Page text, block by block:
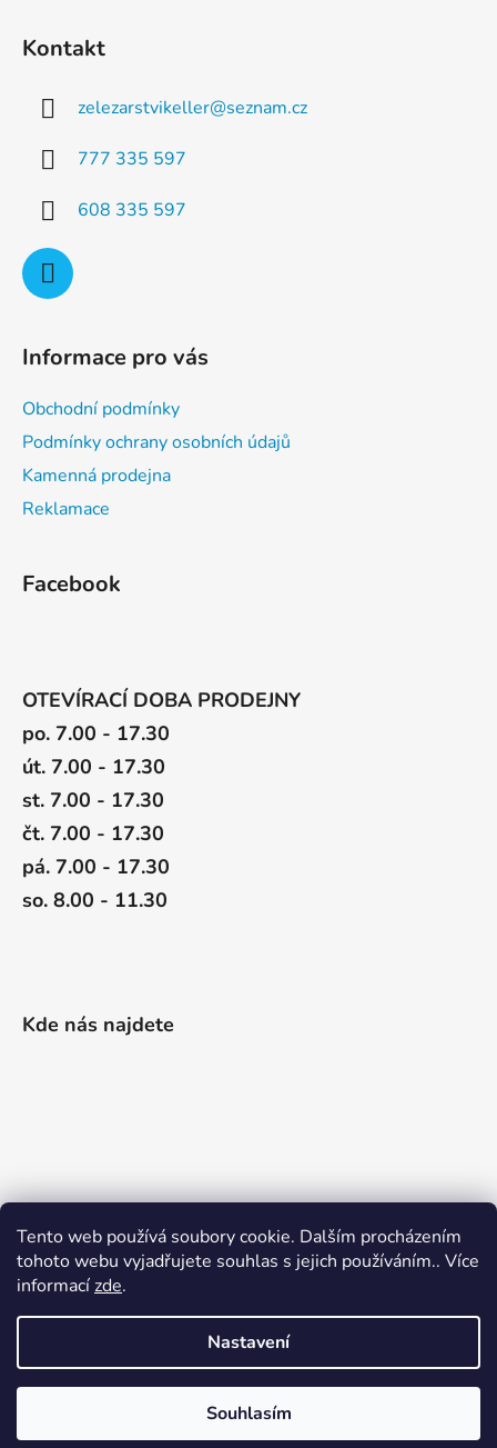
Tento web používá soubory cookie. Dalším procházením
tohoto webu vyjadřujete souhlas s jejich používáním.. Více
informacízde.
Nastavení
Souhlasím
v
Kontakt
zelezarstvikeller@seznam.cz
777 335 597
608 335 597
Informace pro vás
Obchodní podmínky
Podmínky ochrany osobních údajů
Kamenná prodejna
Reklamace
Facebook
OTEVÍRACÍ DOBA PRODEJNY
po. 7.00 - 17.30
út. 7.00 - 17.30
st. 7.00 - 17.30
čt. 7.00 - 17.30
pá. 7.00 - 17.30
so. 8.00 - 11.30
Kde nás najdete
Vytvořil Shoptet|Realizoval Appgrade
Železářství Keller